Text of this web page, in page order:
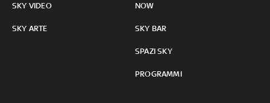
SKY VIDEO
SKY ARTE
NOW
SKY BAR
SPAZI SKY
PROGRAMMI